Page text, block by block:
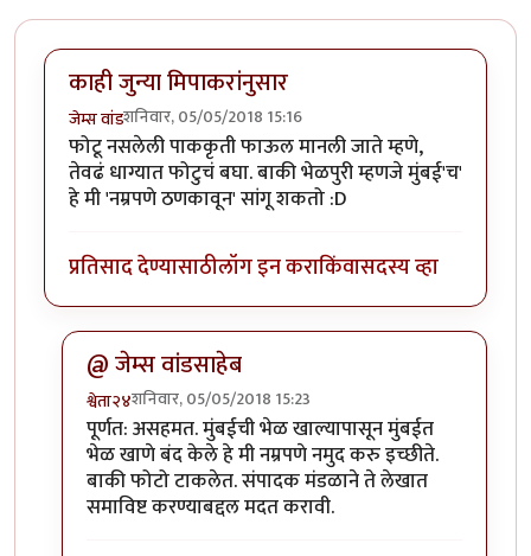
काही जुन्या मिपाकरांनुसार
जेम्स वांडशनिवार, 05/05/2018 15:16
फोटू नसलेली पाककृती फाऊल मानली जाते म्हणे,
तेवढं धाग्यात फोटुचं बघा. बाकी भेळपुरी म्हणजे मुंबई'च'
हे मी 'नम्रपणे ठणकावून' सांगू शकतो :D
प्रतिसाद देण्यासाठीलॉग इन कराकिंवासदस्य व्हा
@ जेम्स वांडसाहेब
श्वेता२४शनिवार, 05/05/2018 15:23
In reply toकाही जुन्या मिपाकरांनुसारbyजेम्स वांड
पूर्णत: असहमत. मुंबईची भेळ खाल्यापासून मुंबईत
भेळ खाणे बंद केले हे मी नम्रपणे नमुद करु इच्छीते.
बाकी फोटो टाकलेत. संपादक मंडळाने ते लेखात
समाविष्ट करण्याबद्दल मदत करावी.